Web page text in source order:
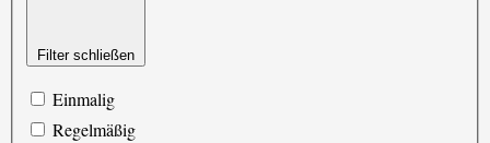
Filter schließen
Einmalig
Regelmäßig